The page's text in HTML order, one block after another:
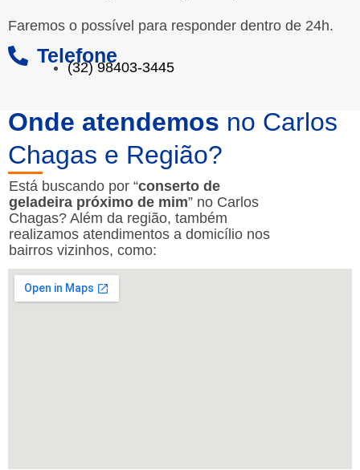
Faremos o possível para responder dentro de 24h.
Telefone
(32) 98403-3445
Onde atendemos no Carlos
Chagas e Região?
Está buscando por “conserto de
geladeira próximo de mim” no Carlos
Chagas? Além da região, também
realizamos atendimentos a domicílio nos
bairros vizinhos, como: